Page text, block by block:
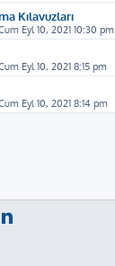
Kılavuzları
Eyl 10, 2021 10:30 pm
Eyl 10, 2021 8:15 pm
Eyl 10, 2021 8:14 pm